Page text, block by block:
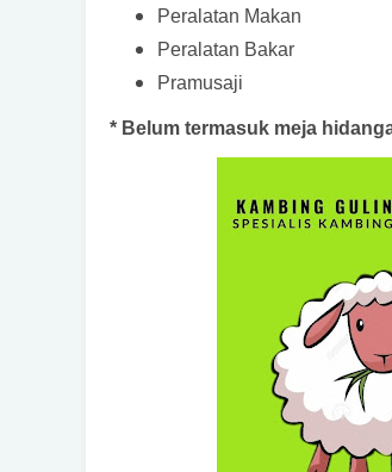
Peralatan Makan
Peralatan Bakar
Pramusaji
* Belum termasuk meja